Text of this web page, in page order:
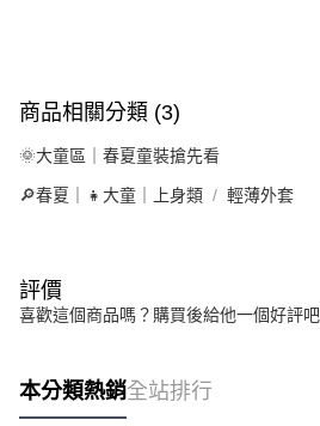
商品相關分類 (3)
🌞大童區｜春夏童裝搶先看
🔎春夏｜👧大童｜上身類 輕薄外套
評價
喜歡這個商品嗎？購買後給他一個好評吧
本分類熱銷全站排行